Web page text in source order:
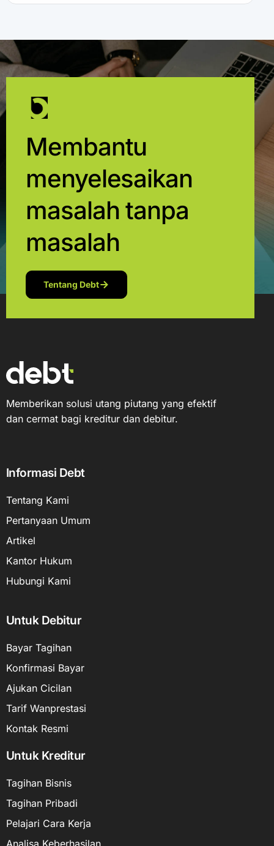
Membantu
menyelesaikan
masalah tanpa
masalah
Tentang Debt
Memberikan solusi utang piutang yang efektif
dan cermat bagi kreditur dan debitur.
Informasi Debt
Tentang Kami
Pertanyaan Umum
Artikel
Kantor Hukum
Hubungi Kami
Untuk Debitur
Bayar Tagihan
Konfirmasi Bayar
Ajukan Cicilan
Tarif Wanprestasi
Kontak Resmi
Untuk Kreditur
Tagihan Bisnis
Tagihan Pribadi
Pelajari Cara Kerja